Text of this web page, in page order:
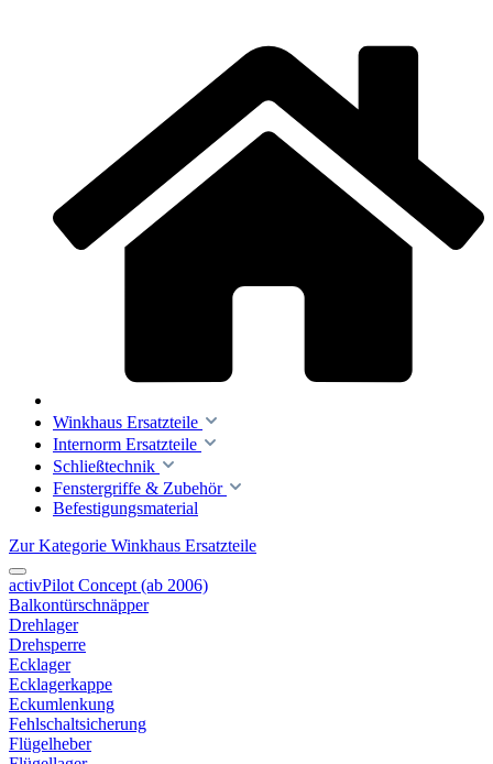
Winkhaus Ersatzteile
Internorm Ersatzteile
Schließtechnik
Fenstergriffe & Zubehör
Befestigungsmaterial
Zur Kategorie Winkhaus Ersatzteile
activPilot Concept (ab 2006)
Balkontürschnäpper
Drehlager
Drehsperre
Ecklager
Ecklagerkappe
Eckumlenkung
Fehlschaltsicherung
Flügelheber